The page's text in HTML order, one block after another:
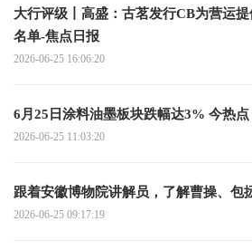
大行评级丨高盛：古茗发行CB为营运
名单-焦点日报
2026-06-25 16:06:20
6月25日涂料油墨板块跌幅达3% 今热点
2026-06-25 11:03:20
跟着安徽博物院讲解员，了解曹操、包
2026-06-25 09:17:19